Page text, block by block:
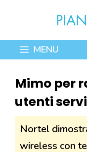
contenuto
MENU
Mimo per
utenti
Nortel
wireless con